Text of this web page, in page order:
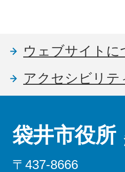
ウェブサイトに
アクセシビリテ
袋井市役所
〒437-8666